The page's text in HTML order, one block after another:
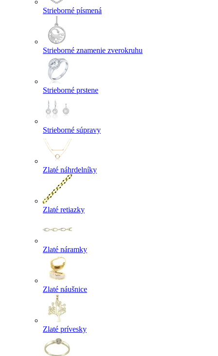
Strieborné písmená
Strieborné znamenie zverokruhu
Strieborné prstene
Strieborné súpravy
Zlaté náhrdelníky
Zlaté retiazky
Zlaté náramky
Zlaté náušnice
Zlaté prívesky